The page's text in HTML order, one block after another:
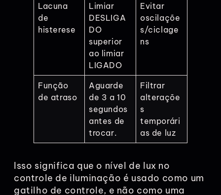
Lacuna
de
histerese
Limiar
DESLIGA
DO
superior
ao limiar
LIGADO
Evitar
oscilaçõe
s/ciclage
ns
Função
de atraso
Aguarde
de 3 a 10
segundos
antes de
trocar.
Filtrar
alteraçõe
s
temporári
as de luz
Isso significa que o nível de lux no
controle de iluminação é usado como um
gatilho de controle, e não como uma